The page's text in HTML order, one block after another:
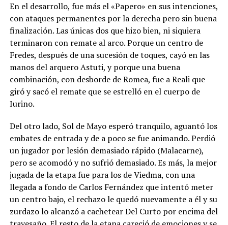
En el desarrollo, fue más el «Papero» en sus intenciones,
con ataques permanentes por la derecha pero sin buena
finalización. Las únicas dos que hizo bien, ni siquiera
terminaron con remate al arco. Porque un centro de
Fredes, después de una sucesión de toques, cayó en las
manos del arquero Astuti, y porque una buena
combinación, con desborde de Romea, fue a Reali que
giró y sacó el remate que se estrelló en el cuerpo de
Iurino.
Del otro lado, Sol de Mayo esperó tranquilo, aguantó los
embates de entrada y de a poco se fue animando. Perdió
un jugador por lesión demasiado rápido (Malacarne),
pero se acomodó y no sufrió demasiado. Es más, la mejor
jugada de la etapa fue para los de Viedma, con una
llegada a fondo de Carlos Fernández que intentó meter
un centro bajo, el rechazo le quedó nuevamente a él y su
zurdazo lo alcanzó a cachetear Del Curto por encima del